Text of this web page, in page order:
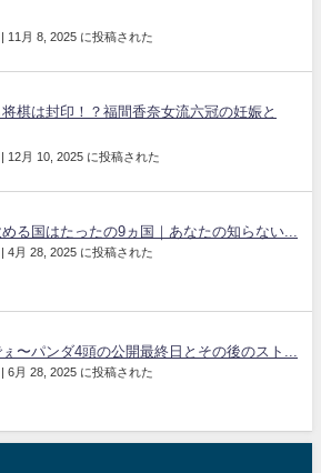
| 11月 8, 2025 に投稿された
棋は封印！？福間香奈女流六冠の妊娠と
| 12月 10, 2025 に投稿された
る国はたったの9ヵ国｜あなたの知らない...
| 4月 28, 2025 に投稿された
〜パンダ4頭の公開最終日とその後のスト...
| 6月 28, 2025 に投稿された